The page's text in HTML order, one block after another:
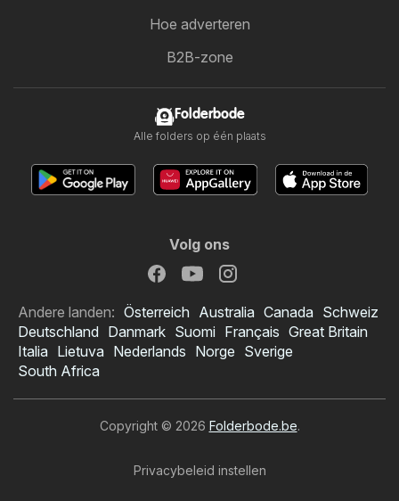
Hoe adverteren
B2B-zone
Folderbode
Alle folders op één plaats
Volg ons
Andere landen: Österreich Australia Canada Schweiz
Deutschland Danmark Suomi Français Great Britain
Italia Lietuva Nederlands Norge Sverige
South Africa
Copyright © 2026 Folderbode.be.
Privacybeleid instellen